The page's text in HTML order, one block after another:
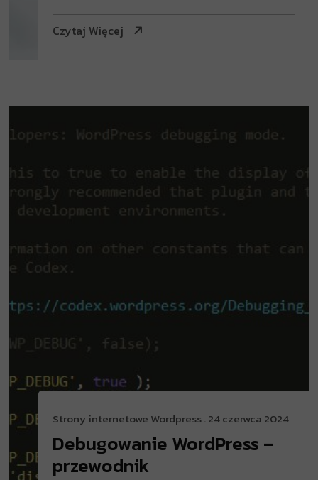
Czytaj Więcej
Strony internetowe Wordpress. 24 czerwca 2024
Debugowanie WordPress –
przewodnik